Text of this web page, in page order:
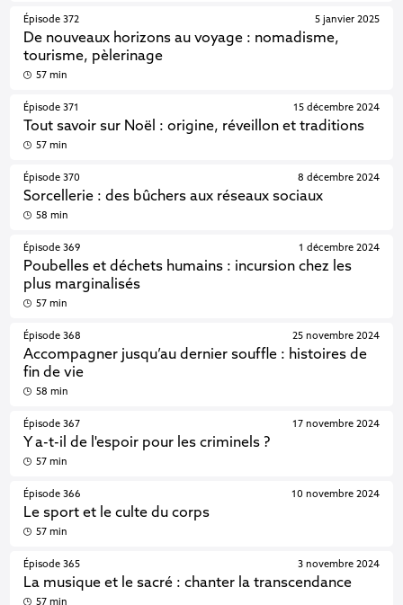
Épisode 372
De nouveaux horizons au voyage : nomadisme,
tourisme, pèlerinage
5 janvier 2025
57 min
Épisode 371
Tout savoir sur Noël : origine, réveillon et traditions
15 décembre 2024
57 min
Épisode 370
Sorcellerie : des bûchers aux réseaux sociaux
8 décembre 2024
58 min
Épisode 369
Poubelles et déchets humains : incursion chez les
plus marginalisés
1 décembre 2024
57 min
Épisode 368
Accompagner jusqu’au dernier souffle : histoires de
fin de vie
25 novembre 2024
58 min
Épisode 367
Y a-t-il de l'espoir pour les criminels ?
17 novembre 2024
57 min
Épisode 366
Le sport et le culte du corps
10 novembre 2024
57 min
Épisode 365
La musique et le sacré : chanter la transcendance
3 novembre 2024
57 min